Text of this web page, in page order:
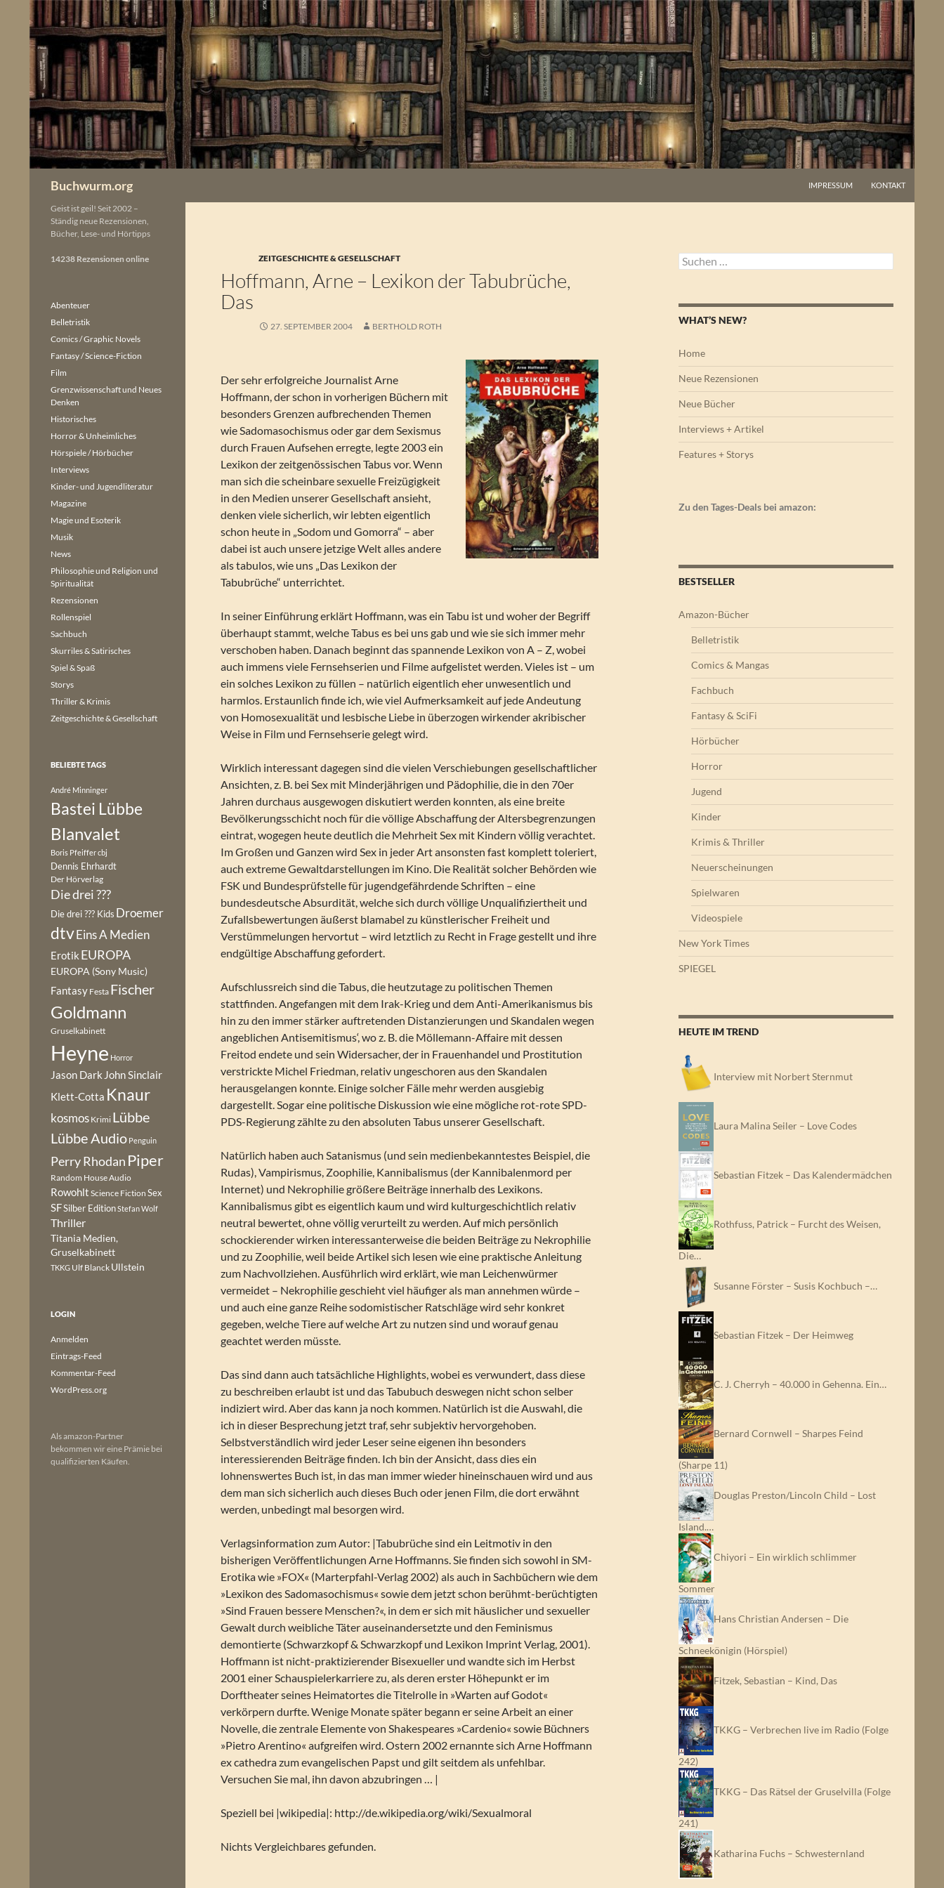
springen
Buchwurm.org IMPRESSUM KONTAKT
ZEITGESCHICHTE & GESELLSCHAFT
Hoffmann, Arne – Lexikon der Tabubrüche,
Das
27. SEPTEMBER 2004 BERTHOLD ROTH
Der sehr erfolgreiche Journalist Arne
Hoffmann, der schon in vorherigen Büchern mit
besonders Grenzen aufbrechenden Themen
wie Sadomasochismus oder gar dem Sexismus
durch Frauen Aufsehen erregte, legte 2003 ein
Lexikon der zeitgenössischen Tabus vor. Wenn
man sich die scheinbare sexuelle Freizügigkeit
in den Medien unserer Gesellschaft ansieht,
denken viele sicherlich, wir lebten eigentlich
schon heute in „Sodom und Gomorra“ – aber
dabei ist auch unsere jetzige Welt alles andere
als tabulos, wie uns „Das Lexikon der
Tabubrüche“ unterrichtet.
In seiner Einführung erklärt Hoffmann, was ein Tabu ist und woher der Begriff
überhaupt stammt, welche Tabus es bei uns gab und wie sie sich immer mehr
verschoben haben. Danach beginnt das spannende Lexikon von A – Z, wobei
auch immens viele Fernsehserien und Filme aufgelistet werden. Vieles ist – um
ein solches Lexikon zu füllen – natürlich eigentlich eher unwesentlich und
harmlos. Erstaunlich finde ich, wie viel Aufmerksamkeit auf jede Andeutung
von Homosexualität und lesbische Liebe in überzogen wirkender akribischer
Weise in Film und Fernsehserie gelegt wird.
Wirklich interessant dagegen sind die vielen Verschiebungen gesellschaftlicher
Ansichten, z. B. bei Sex mit Minderjährigen und Pädophilie, die in den 70er
Jahren durchaus ausgewogen diskutiert werden konnten, als eine breite
Bevölkerungsschicht noch für die völlige Abschaffung der Altersbegrenzungen
eintrat, wogegen heute deutlich die Mehrheit Sex mit Kindern völlig verachtet.
Im Großen und Ganzen wird Sex in jeder Art ansonsten fast komplett toleriert,
auch extreme Gewaltdarstellungen im Kino. Die Realität solcher Behörden wie
FSK und Bundesprüfstelle für jugendgefährdende Schriften – eine
bundesdeutsche Absurdität, welche sich durch völlige Unqualifiziertheit und
Zufallsbewertungen äußerst blamabel zu künstlerischer Freiheit und
Verstümmelungen hervortut – wird letztlich zu Recht in Frage gestellt und ihre
endgültige Abschaffung gefordert.
Aufschlussreich sind die Tabus, die heutzutage zu politischen Themen
stattfinden. Angefangen mit dem Irak-Krieg und dem Anti-Amerikanismus bis
hin zu den immer stärker auftretenden Distanzierungen und Skandalen wegen
angeblichen Antisemitismus‘, wo z. B. die Möllemann-Affaire mit dessen
Freitod endete und sein Widersacher, der in Frauenhandel und Prostitution
verstrickte Michel Friedman, relativ ungeschoren aus den Skandalen
herausgelangen konnte. Einige solcher Fälle mehr werden ausgiebig
dargestellt. Sogar eine politische Diskussion wie eine mögliche rot-rote SPD-
PDS-Regierung zählte zu den absoluten Tabus unserer Gesellschaft.
Natürlich haben auch Satanismus (und sein medienbekanntestes Beispiel, die
Rudas), Vampirismus, Zoophilie, Kannibalismus (der Kannibalenmord per
Internet) und Nekrophilie größere Beiträge innerhalb des Lexikons.
Kannibalismus gibt es eigentlich kaum und wird kulturgeschichtlich relativ
neutral bewertet, ohne völlig verurteilt zu werden. Auf mich persönlich
schockierender wirken interessanterweise die beiden Beiträge zu Nekrophilie
und zu Zoophilie, weil beide Artikel sich lesen wie eine praktische Anleitung
zum Nachvollziehen. Ausführlich wird erklärt, wie man Leichenwürmer
vermeidet – Nekrophilie geschieht viel häufiger als man annehmen würde –
und auch eine ganze Reihe sodomistischer Ratschläge wird sehr konkret
gegeben, welche Tiere auf welche Art zu nutzen sind und worauf genau
geachtet werden müsste.
Das sind dann auch tatsächliche Highlights, wobei es verwundert, dass diese
zu beschreiben erlaubt ist und das Tabubuch deswegen nicht schon selber
indiziert wird. Aber das kann ja noch kommen. Natürlich ist die Auswahl, die
ich in dieser Besprechung jetzt traf, sehr subjektiv hervorgehoben.
Selbstverständlich wird jeder Leser seine eigenen ihn besonders
interessierenden Beiträge finden. Ich bin der Ansicht, dass dies ein
lohnenswertes Buch ist, in das man immer wieder hineinschauen wird und aus
dem man sich sicherlich auch dieses Buch oder jenen Film, die dort erwähnt
werden, unbedingt mal besorgen wird.
Verlagsinformation zum Autor: |Tabubrüche sind ein Leitmotiv in den
bisherigen Veröffentlichungen Arne Hoffmanns. Sie finden sich sowohl in SM-
Erotika wie »FOX« (Marterpfahl-Verlag 2002) als auch in Sachbüchern wie dem
»Lexikon des Sadomasochismus« sowie dem jetzt schon berühmt-berüchtigten
»Sind Frauen bessere Menschen?«, in dem er sich mit häuslicher und sexueller
Gewalt durch weibliche Täter auseinandersetzte und den Feminismus
demontierte (Schwarzkopf & Schwarzkopf und Lexikon Imprint Verlag, 2001).
Hoffmann ist nicht-praktizierender Bisexueller und wandte sich im Herbst
2001 einer Schauspielerkarriere zu, als deren erster Höhepunkt er im
Dorftheater seines Heimatortes die Titelrolle in »Warten auf Godot«
verkörpern durfte. Wenige Monate später begann er seine Arbeit an einer
Novelle, die zentrale Elemente von Shakespeares »Cardenio« sowie Büchners
»Pietro Arentino« aufgreifen wird. Ostern 2002 ernannte sich Arne Hoffmann
ex cathedra zum evangelischen Papst und gilt seitdem als unfehlbar.
Versuchen Sie mal, ihn davon abzubringen … |
Speziell bei |wikipedia|: http://de.wikipedia.org/wiki/Sexualmoral
Nichts Vergleichbares gefunden.
Suchen
nach:
WHAT’S NEW?
Home
Neue Rezensionen
Neue Bücher
Interviews + Artikel
Features + Storys
Zu den Tages-Deals bei amazon:
BESTSELLER
Amazon-Bücher
Belletristik
Comics & Mangas
Fachbuch
Fantasy & SciFi
Hörbücher
Horror
Jugend
Kinder
Krimis & Thriller
Neuerscheinungen
Spielwaren
Videospiele
New York Times
SPIEGEL
HEUTE IM TREND
Interview mit Norbert Sternmut
Laura Malina Seiler – Love Codes
Sebastian Fitzek – Das Kalendermädchen
Rothfuss, Patrick – Furcht des Weisen,
Die…
Susanne Förster – Susis Kochbuch –…
Sebastian Fitzek – Der Heimweg
C. J. Cherryh – 40.000 in Gehenna. Ein…
Bernard Cornwell – Sharpes Feind
(Sharpe 11)
Douglas Preston/Lincoln Child – Lost
Island.…
Chiyori – Ein wirklich schlimmer
Sommer
Hans Christian Andersen – Die
Schneekönigin (Hörspiel)
Fitzek, Sebastian – Kind, Das
TKKG – Verbrechen live im Radio (Folge
242)
TKKG – Das Rätsel der Gruselvilla (Folge
241)
Katharina Fuchs – Schwesternland
Geist ist geil! Seit 2002 –
Ständig neue Rezensionen,
Bücher, Lese- und Hörtipps
14238 Rezensionen online
Abenteuer
Belletristik
Comics / Graphic Novels
Fantasy / Science-Fiction
Film
Grenzwissenschaft und Neues
Denken
Historisches
Horror & Unheimliches
Hörspiele / Hörbücher
Interviews
Kinder- und Jugendliteratur
Magazine
Magie und Esoterik
Musik
News
Philosophie und Religion und
Spiritualität
Rezensionen
Rollenspiel
Sachbuch
Skurriles & Satirisches
Spiel & Spaß
Storys
Thriller & Krimis
Zeitgeschichte & Gesellschaft
BELIEBTE TAGS
André Minninger
Bastei Lübbe
Blanvalet
Boris Pfeiffercbj
Dennis Ehrhardt
Der Hörverlag
Die drei ???
Die drei ??? Kids Droemer
dtvEins A Medien
Erotik EUROPA
EUROPA (Sony Music)
Fantasy Festa Fischer
Goldmann
Gruselkabinett
Heyne Horror
Jason Dark John Sinclair
Klett-Cotta Knaur
kosmos Krimi Lübbe
Lübbe Audio Penguin
Perry Rhodan Piper
Random House Audio
Rowohlt Science Fiction Sex
SFSilber EditionStefan Wolf
Thriller
Titania Medien,
Gruselkabinett
TKKG Ulf Blanck Ullstein
LOGIN
Anmelden
Eintrags-Feed
Kommentar-Feed
WordPress.org
Als amazon-Partner
bekommen wir eine Prämie bei
qualifizierten Käufen.